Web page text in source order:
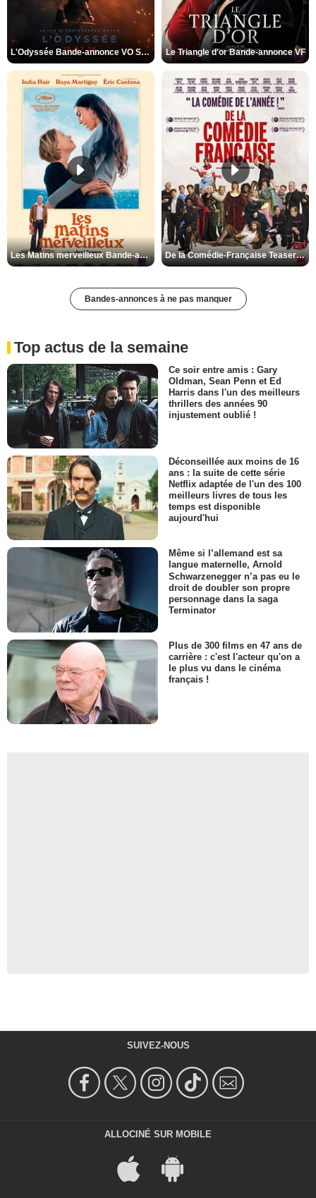
L'Odyssée Bande-annonce VO STFR Le Triangle d'or Bande-annonce VF
Les Matins merveilleux Bande-annonce VF De la Comédie-Française Teaser VF
Bandes-annonces à ne pas manquer
Top actus de la semaine
Ce soir entre amis : Gary
Oldman, Sean Penn et Ed
Harris dans l'un des meilleurs
thrillers des années 90
injustement oublié !
Déconseillée aux moins de 16
ans : la suite de cette série
Netflix adaptée de l'un des 100
meilleurs livres de tous les
temps est disponible
aujourd'hui
Même si l’allemand est sa
langue maternelle, Arnold
Schwarzenegger n’a pas eu le
droit de doubler son propre
personnage dans la saga
Terminator
Plus de 300 films en 47 ans de
carrière : c'est l'acteur qu'on a
le plus vu dans le cinéma
français !
SUIVEZ-NOUS
ALLOCINÉ SUR MOBILE